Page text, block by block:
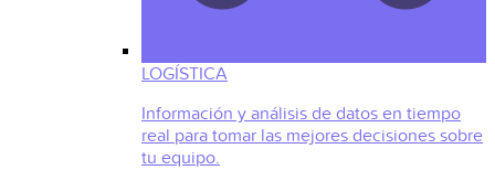
LOGÍSTICA
Información y análisis de datos en tiempo
real para tomar las mejores decisiones sobre
tu equipo.